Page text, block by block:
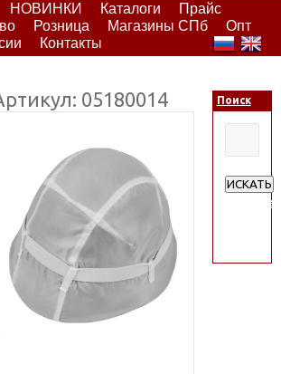
НОВИНКИ Каталоги
Прайс
Розница Магазины СПб
Опт
Контакты
05180014 Поиск
ИСКАТЬ